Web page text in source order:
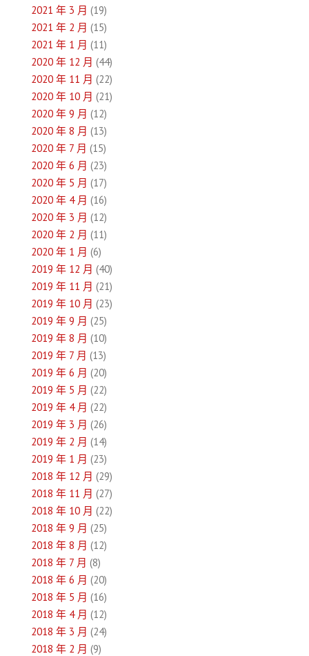
2021 年 3 月 (19)
2021 年 2 月 (15)
2021 年 1 月 (11)
2020 年 12 月 (44)
2020 年 11 月 (22)
2020 年 10 月 (21)
2020 年 9 月 (12)
2020 年 8 月 (13)
2020 年 7 月 (15)
2020 年 6 月 (23)
2020 年 5 月 (17)
2020 年 4 月 (16)
2020 年 3 月 (12)
2020 年 2 月 (11)
2020 年 1 月 (6)
2019 年 12 月 (40)
2019 年 11 月 (21)
2019 年 10 月 (23)
2019 年 9 月 (25)
2019 年 8 月 (10)
2019 年 7 月 (13)
2019 年 6 月 (20)
2019 年 5 月 (22)
2019 年 4 月 (22)
2019 年 3 月 (26)
2019 年 2 月 (14)
2019 年 1 月 (23)
2018 年 12 月 (29)
2018 年 11 月 (27)
2018 年 10 月 (22)
2018 年 9 月 (25)
2018 年 8 月 (12)
2018 年 7 月 (8)
2018 年 6 月 (20)
2018 年 5 月 (16)
2018 年 4 月 (12)
2018 年 3 月 (24)
2018 年 2 月 (9)